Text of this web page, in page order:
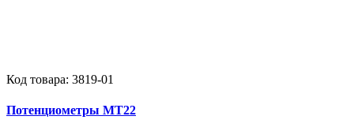
Код товара: 3819-01
Потенциометры MT22